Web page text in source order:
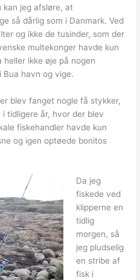
kan jeg afsløre, at
så dårlig som i Danmark. Ved
og ikke de tusinder, som der
multekonger havde kun
ikke øje på nogen
Bua havn og vige.
blev fanget nogle få stykker,
tidligere år, hvor der blev
fiskehandler havde kun
og igen optøede bonitos
Da jeg
fiskede ved
klipperne en
tidlig
morgen, så
jeg pludselig
en stribe af
fisk i